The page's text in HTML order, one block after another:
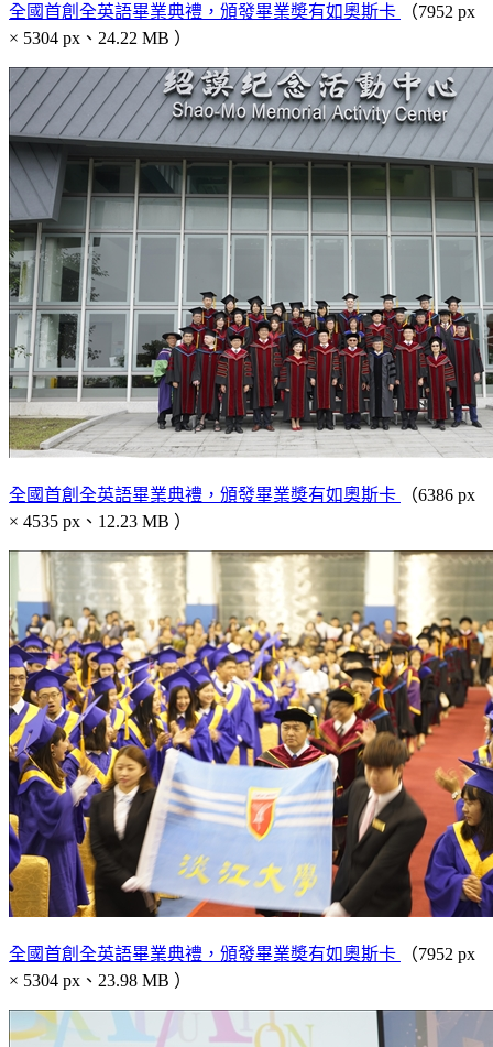
全國首創全英語畢業典禮，頒發畢業奬有如奧斯卡
（7952 px
× 5304 px、24.22 MB ）
全國首創全英語畢業典禮，頒發畢業奬有如奧斯卡
（6386 px
× 4535 px、12.23 MB ）
全國首創全英語畢業典禮，頒發畢業奬有如奧斯卡
（7952 px
× 5304 px、23.98 MB ）